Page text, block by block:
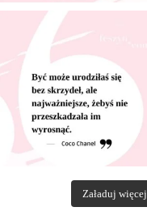
Załaduj więcej